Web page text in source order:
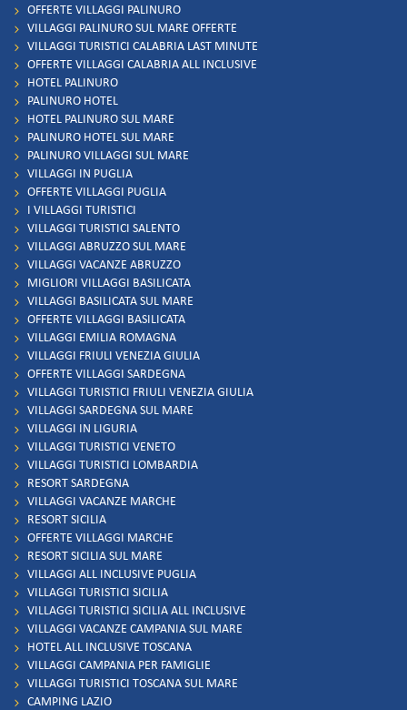
OFFERTE VILLAGGI PALINURO
VILLAGGI PALINURO SUL MARE OFFERTE
VILLAGGI TURISTICI CALABRIA LAST MINUTE
OFFERTE VILLAGGI CALABRIA ALL INCLUSIVE
HOTEL PALINURO
PALINURO HOTEL
HOTEL PALINURO SUL MARE
PALINURO HOTEL SUL MARE
PALINURO VILLAGGI SUL MARE
VILLAGGI IN PUGLIA
OFFERTE VILLAGGI PUGLIA
I VILLAGGI TURISTICI
VILLAGGI TURISTICI SALENTO
VILLAGGI ABRUZZO SUL MARE
VILLAGGI VACANZE ABRUZZO
MIGLIORI VILLAGGI BASILICATA
VILLAGGI BASILICATA SUL MARE
OFFERTE VILLAGGI BASILICATA
VILLAGGI EMILIA ROMAGNA
VILLAGGI FRIULI VENEZIA GIULIA
OFFERTE VILLAGGI SARDEGNA
VILLAGGI TURISTICI FRIULI VENEZIA GIULIA
VILLAGGI SARDEGNA SUL MARE
VILLAGGI IN LIGURIA
VILLAGGI TURISTICI VENETO
VILLAGGI TURISTICI LOMBARDIA
RESORT SARDEGNA
VILLAGGI VACANZE MARCHE
RESORT SICILIA
OFFERTE VILLAGGI MARCHE
RESORT SICILIA SUL MARE
VILLAGGI ALL INCLUSIVE PUGLIA
VILLAGGI TURISTICI SICILIA
VILLAGGI TURISTICI SICILIA ALL INCLUSIVE
VILLAGGI VACANZE CAMPANIA SUL MARE
HOTEL ALL INCLUSIVE TOSCANA
VILLAGGI CAMPANIA PER FAMIGLIE
VILLAGGI TURISTICI TOSCANA SUL MARE
CAMPING LAZIO